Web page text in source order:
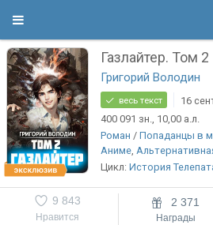
Газлайтер. Том 2
Григорий Володин
весь текст
16
400 091 зн., 10,00 а.л.
Роман /Попаданцы в
Аниме,
Цикл:История
Нравится
9 843 2 371
Награды